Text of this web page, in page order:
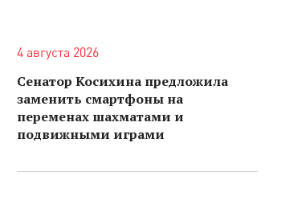
4 августа 2026
Сенатор Косихина предложила
заменить смартфоны на
переменах шахматами и
подвижными играми